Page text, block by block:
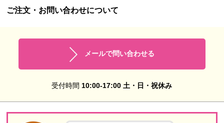
ご注文・お問い合わせについて
メールで問い合わせる
受付時間 10:00-17:00 土・日・祝休み